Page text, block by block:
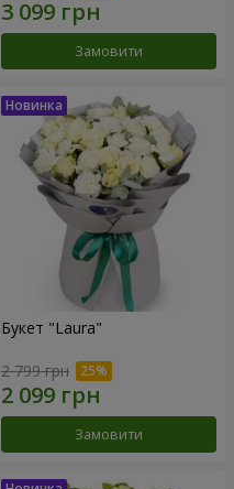
Замовити
Букет "Laura"
2 799 грн
Замовити